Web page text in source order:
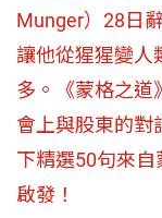
Munger）28日
讓他從猩猩變人
多。《蒙格之道
會上與股東的對
下精選50句來
啟發！